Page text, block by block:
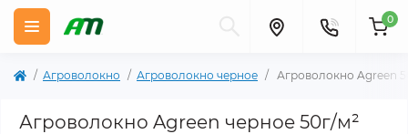
0
Агроволокно Агроволокно черное Агроволокно Agreen
Агроволокно Agreen черное 50г/м²